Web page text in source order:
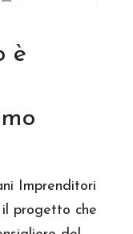
è
Imprenditori
il progetto che